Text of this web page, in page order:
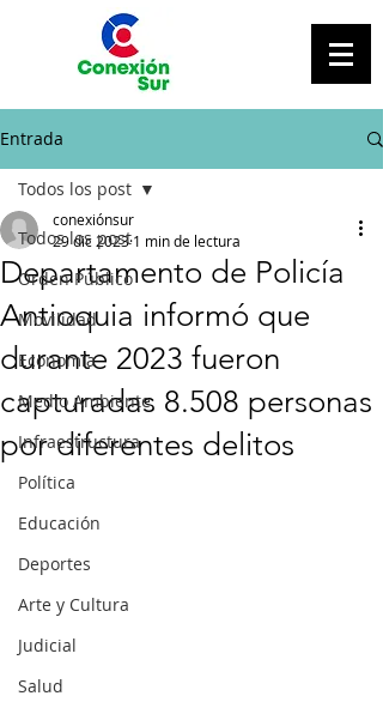
Entrada
Todos los post
Orden Público
Movilidad
Economía
Medio Ambiente
Infraestructura
Política
Educación
Deportes
Arte y Cultura
Judicial
Salud
Todos los post
Departamento de Policía
Antioquia informó que
durante 2023 fueron
capturadas 8.508 personas
por diferentes delitos
conexiónsur
29 dic 2023 1 min de lectura